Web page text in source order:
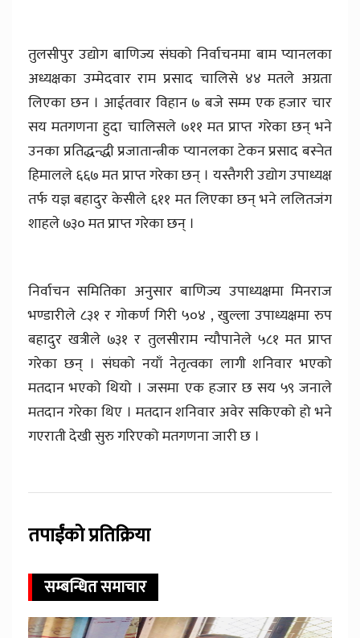
तुलसीपुर उद्योग बाणिज्य संघको निर्वाचनमा बाम प्यानलका
अध्यक्षका उम्मेदवार राम प्रसाद चालिसे ४४ मतले अग्रता
लिएका छन । आईतवार विहान ७ बजे सम्म एक हजार चार
सय मतगणना हुदा चालिसले ७११ मत प्राप्त गरेका छन् भने
उनका प्रतिद्धन्द्धी प्रजातान्त्रीक प्यानलका टेकन प्रसाद बस्नेत
हिमालले ६६७ मत प्राप्त गरेका छन् । यस्तैगरी उद्योग उपाध्यक्ष
तर्फ यज्ञ बहादुर केसीले ६११ मत लिएका छन् भने ललितजंग
शाहले ७३० मत प्राप्त गरेका छन् ।
निर्वाचन समितिका अनुसार बाणिज्य उपाध्यक्षमा मिनराज
भण्डारीले ८३१ र गोकर्ण गिरी ५०४ , खुल्ला उपाध्यक्षमा रुप
बहादुर खत्रीले ७३१ र तुलसीराम न्यौपानेले ५८१ मत प्राप्त
गरेका छन् । संघको नयाँ नेतृत्वका लागी शनिवार भएको
मतदान भएको थियो । जसमा एक हजार छ सय ५९ जनाले
मतदान गरेका थिए । मतदान शनिवार अवेर सकिएको हो भने
गएराती देखी सुरु गरिएको मतगणना जारी छ ।
तपाईंको प्रतिक्रिया
सम्बन्धित समाचार